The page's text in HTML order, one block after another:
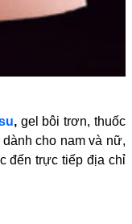
,gel bôi trơn, thuốc
cho nam và nữ,
đến trực tiếp địa chỉ